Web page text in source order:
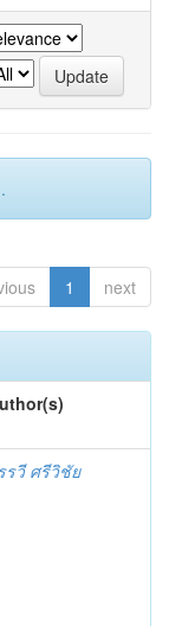
1 next
รวี ศรีวิชัย